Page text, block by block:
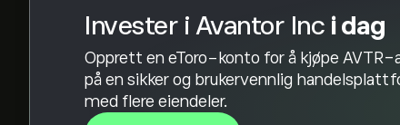
Invester i Avantor Inc i dag
Opprett en eToro-konto for å kjøpe AVTR-
på en sikker og brukervennlig
med flere eiendeler.